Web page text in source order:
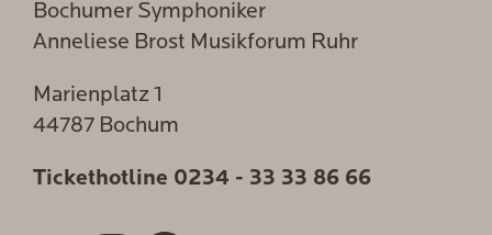
Bochumer Symphoniker
Anneliese Brost Musikforum Ruhr
Marienplatz 1
44787 Bochum
Tickethotline 0234 - 33 33 86 66